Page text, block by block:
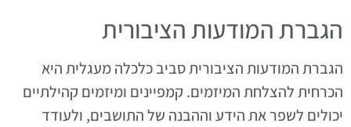
הגברת המודעות הציבורית
הגברת המודעות הציבורית סביב כלכלה מעגלית היא
הכרחית להצלחת המיזמים. קמפיינים ומיזמים קהילתיים
יכולים לשפר את הידע וההבנה של התושבים, ולעודד